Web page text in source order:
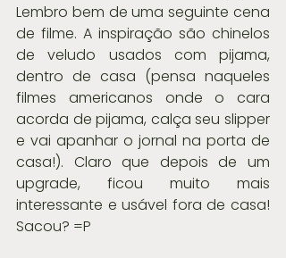
Lembro bem de uma seguinte cena
de filme. A inspiração são chinelos
de veludo usados com pijama,
dentro de casa (pensa naqueles
filmes americanos onde o cara
acorda de pijama, calça seu slipper
e vai apanhar o jornal na porta de
casa!). Claro que depois de um
upgrade, ficou muito mais
interessante e usável fora de casa!
Sacou? =P